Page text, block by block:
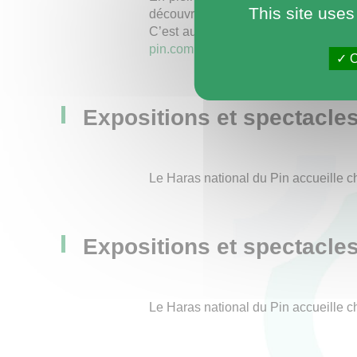
découvrir l'élevage, avec une
C’est aussi la rencontre avec des
pin.com
Expositions et
Le Haras national du Pin accueille
Expositions et
Le Haras national du Pin accueille
This site